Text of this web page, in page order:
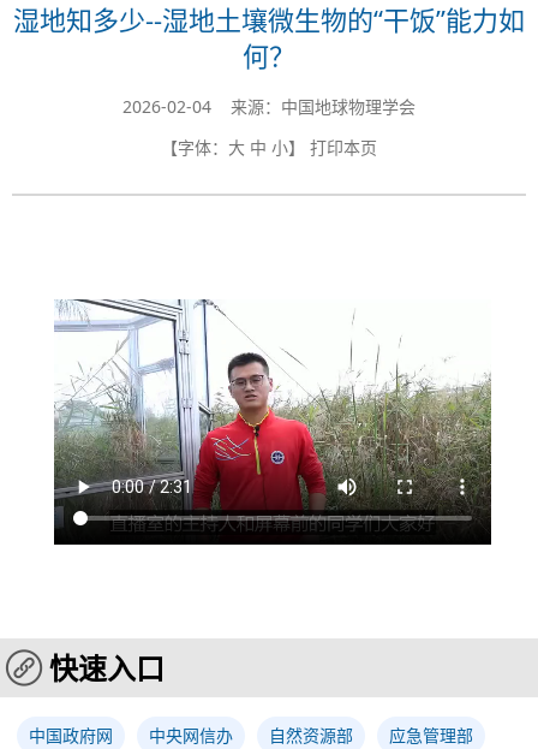
湿地知多少--湿地土壤微生物的“干饭”能力如
何？
2026-02-04 来源：中国地球物理学会
【字体： 大 中 小】 打印本页
快速入口
中国政府网 中央网信办 自然资源部 应急管理部